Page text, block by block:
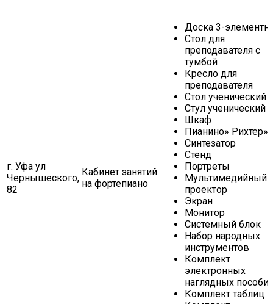
г. Уфа ул
Чернышеского,
82
Кабинет занятий
на фортепиано
Доска 3-
Стол для
преподавателя с
тумбой
Кресло для
преподавателя
Стол ученический
Стул ученический
Шкаф
Пианино» Рихтер»
Синтезатор
Стенд
Портреты
Мультимедийный
проектор
Экран
Монитор
Системный блок
Набор народных
инструментов
Комплект
электронных
наглядных
Комплект таблиц